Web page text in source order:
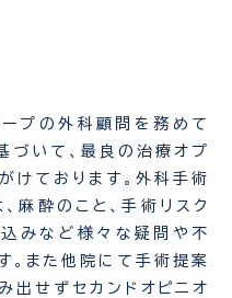
プの外科顧問を務めて
づいて、最良の治療オプ
けております。外科手術
麻酔のこと、手術リスク
みなど様々な疑問や不
。また他院にて手術提案
出せずセカンドオピニオ